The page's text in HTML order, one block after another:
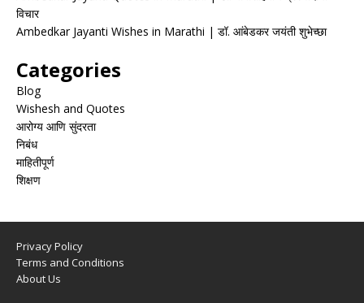
विचार
Ambedkar Jayanti Wishes in Marathi | डॉ. आंबेडकर जयंती शुभेच्छा
Categories
Blog
Wishesh and Quotes
आरोग्य आणि सुंदरता
निबंध
माहितीपूर्ण
शिक्षण
Privacy Policy
Terms and Conditions
About Us